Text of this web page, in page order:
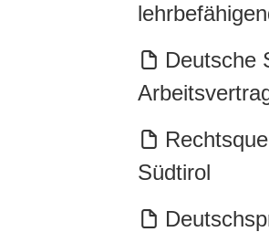
Deutsche
Südtirol